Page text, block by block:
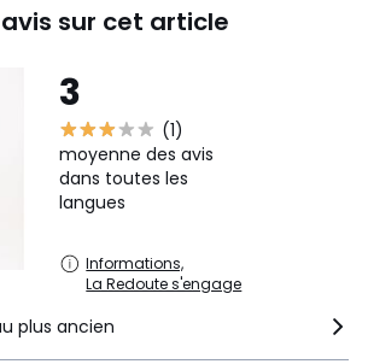
sur cet article
3
(1)
moyenne des avis
dans toutes les
langues
Informations,
La Redoute s'engage
plus ancien